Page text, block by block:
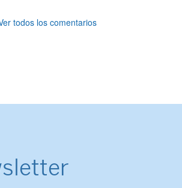
todos los comentarios